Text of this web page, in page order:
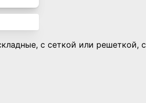
с сеткой или решеткой, с